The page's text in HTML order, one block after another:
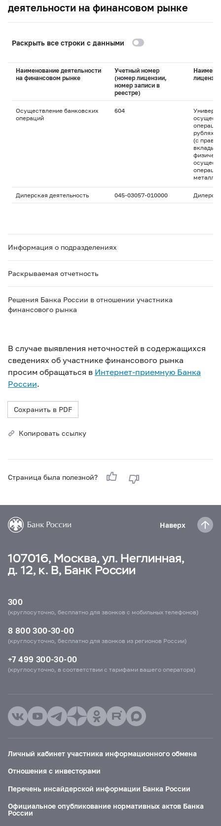
деятельности на финансовом рынке
Раскрыть все строки с данными
Наименование деятельности
на финансовом рынке
Учетный номер
(номер лицензии,
номер записи в
реестре)
лицензии
Осуществление банковских
операций
604
рублях и
(с
вклады
Дилерская деятельность 045-03057-010000
Информация о подразделениях
Раскрываемая отчетность
Решения Банка России в отношении участника
финансового рынка
В случае выявления неточностей в содержащихся
сведениях об участнике финансового рынка
просим обращаться в Интернет-приемную Банка
России.
Сохранить в PDF
Копировать ссылку
Страница была полезной?
Наверх
107016, Москва, ул. Неглинная,
д. 12, к. В, Банк России
300
(круглосуточно, бесплатно для звонков с мобильных телефонов)
8 800 300-30-00
(круглосуточно, бесплатно для звонков из регионов России)
+7 499 300-30-00
(круглосуточно, в соответствии с тарифами вашего оператора)
Личный кабинет участника информационного обмена
Отношения с инвесторами
Перечень инсайдерской информации Банка России
Официальное опубликование нормативных актов Банка
России